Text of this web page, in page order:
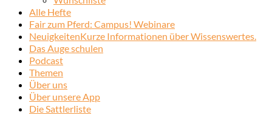
Alle Hefte
Fair zum Pferd: Campus! Webinare
NeuigkeitenKurze Informationen über Wissenswertes.
Das Auge schulen
Podcast
Themen
Über uns
Über unsere App
Die Sattlerliste